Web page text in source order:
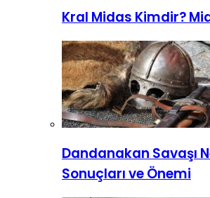
Kral Midas Kimdir?
Dandanakan Savaşı
Sonuçları ve Önemi